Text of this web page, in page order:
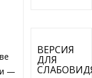
—
ВЕРСИЯ
ДЛЯ